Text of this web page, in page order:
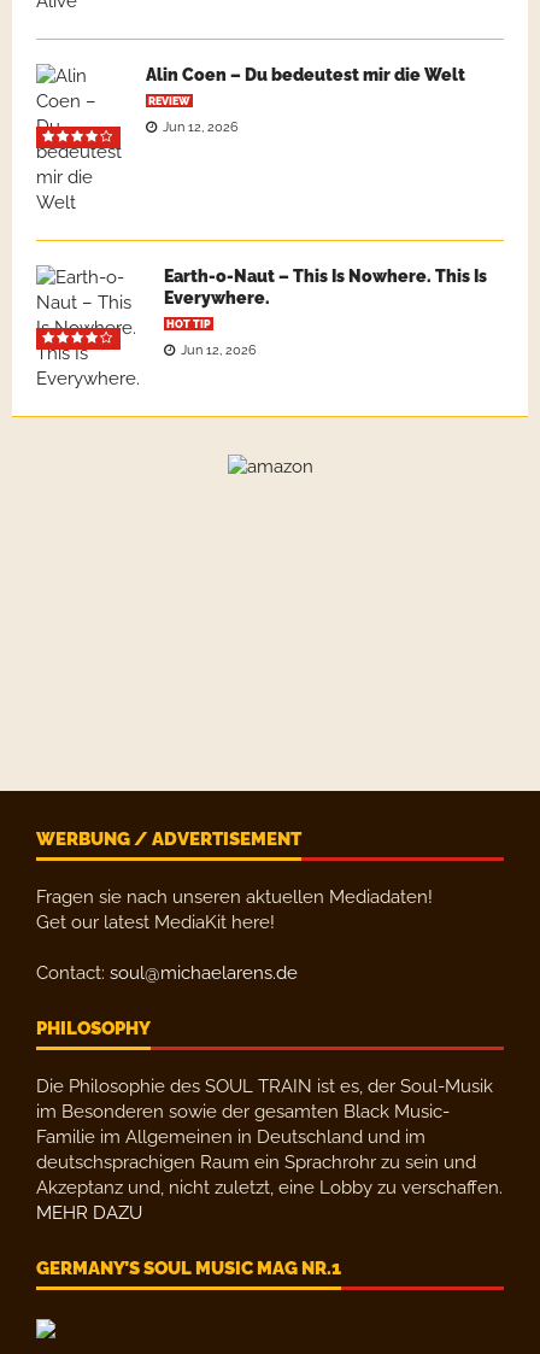
Alin Coen – Du bedeutest mir die Welt
REVIEW
Jun 12, 2026
Earth-o-Naut – This Is Nowhere. This Is
Everywhere.
HOT TIP
Jun 12, 2026
WERBUNG / ADVERTISEMENT
Fragen sie nach unseren aktuellen Mediadaten!
Get our latest MediaKit here!
Contact: soul@michaelarens.de
PHILOSOPHY
Die Philosophie des SOUL TRAIN ist es, der Soul-Musik
im Besonderen sowie der gesamten Black Music-
Familie im Allgemeinen in Deutschland und im
deutschsprachigen Raum ein Sprachrohr zu sein und
Akzeptanz und, nicht zuletzt, eine Lobby zu verschaffen.
MEHR DAZU
GERMANY’S SOUL MUSIC MAG NR.1